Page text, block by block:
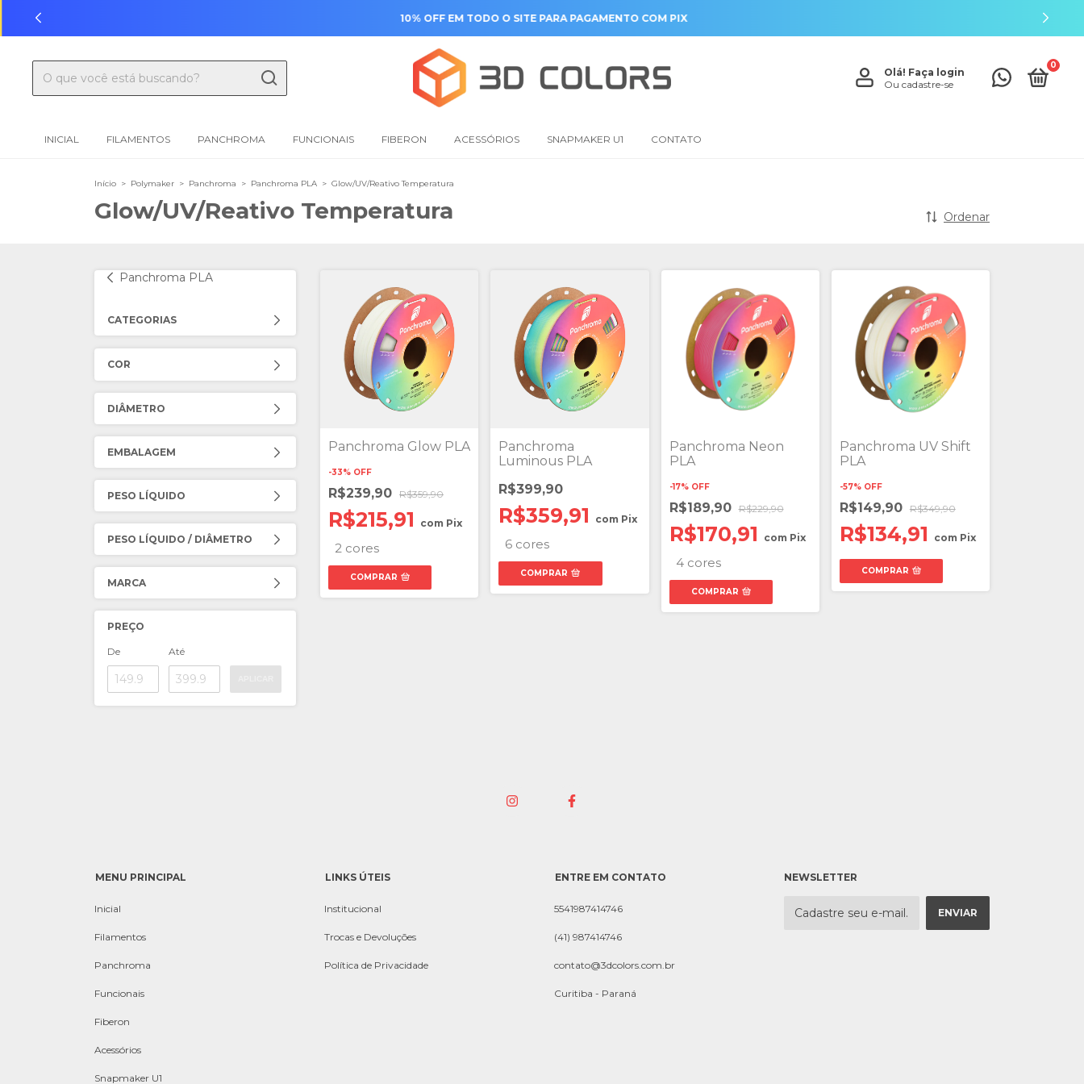
10% OFF EM TODO O SITE PARA PAGAMENTO COM PIX
Olá! Faça login
Ou cadastre-se
0
INICIAL FILAMENTOS PANCHROMA FUNCIONAIS FIBERON ACESSÓRIOS SNAPMAKER U1 CONTATO
Início > Polymaker > Panchroma > Panchroma PLA > Glow/UV/Reativo Temperatura
Glow/UV/Reativo Temperatura Ordenar
Panchroma PLA
CATEGORIAS
COR
DIÂMETRO
EMBALAGEM
PESO LÍQUIDO
PESO LÍQUIDO / DIÂMETRO
MARCA
PREÇO
De Até
Panchroma Glow PLA
-33% OFF
R$239,90 R$359,90
R$215,91 com Pix
2 cores
COMPRAR
Panchroma
Luminous PLA
R$399,90
R$359,91 com Pix
6 cores
COMPRAR
Panchroma Neon
PLA
-17% OFF
R$189,90 R$229,90
R$170,91 com Pix
4 cores
COMPRAR
Panchroma UV Shift
PLA
-57% OFF
R$149,90 R$349,90
R$134,91 com Pix
COMPRAR
MENU PRINCIPAL
Inicial
Filamentos
Panchroma
Funcionais
Fiberon
Acessórios
Snapmaker U1
LINKS ÚTEIS
Institucional
Trocas e Devoluções
Política de Privacidade
ENTRE EM CONTATO
5541987414746
(41) 987414746
contato@3dcolors.com.br
Curitiba - Paraná
NEWSLETTER